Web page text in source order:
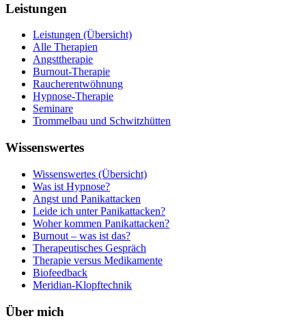
Leistungen
Leistungen (Übersicht)
Alle Therapien
Angsttherapie
Burnout-Therapie
Raucherentwöhnung
Hypnose-Therapie
Seminare
Trommelbau und Schwitzhütten
Wissenswertes
Wissenswertes (Übersicht)
Was ist Hypnose?
Angst und Panikattacken
Leide ich unter Panikattacken?
Woher kommen Panikattacken?
Burnout – was ist das?
Therapeutisches Gespräch
Therapie versus Medikamente
Biofeedback
Meridian-Klopftechnik
Über mich